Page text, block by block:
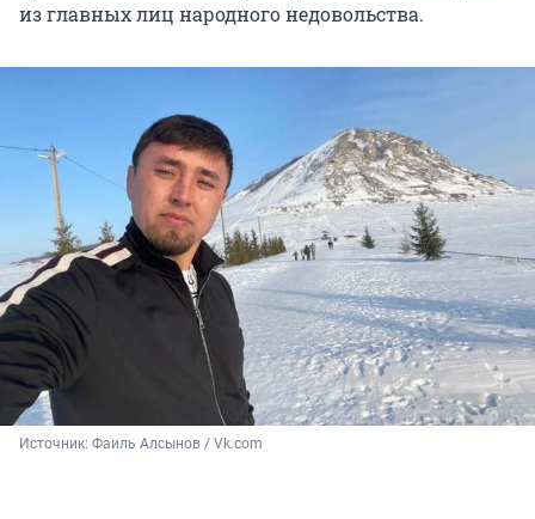
из главных лиц народного недовольства.
Источник: Фаиль Алсынов / Vk.com